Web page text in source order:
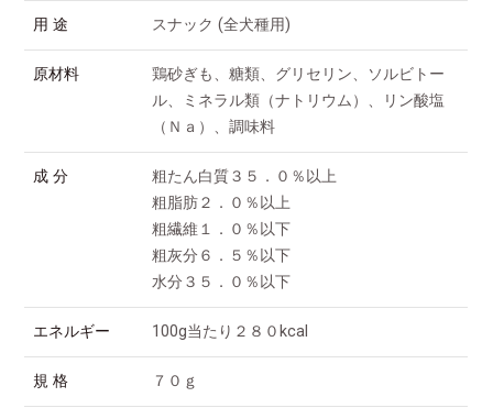
用 途 スナック (全犬種用)
原材料
鶏砂ぎも、糖類、グリセリン、ソルビトー
ル、ミネラル類（ナトリウム）、リン酸塩
（Ｎａ）、調味料
成 分
粗たん白質３５．０％以上
粗脂肪２．０％以上
粗繊維１．０％以下
粗灰分６．５％以下
水分３５．０％以下
エネルギー 100g当たり２８０kcal
規 格 ７０ｇ